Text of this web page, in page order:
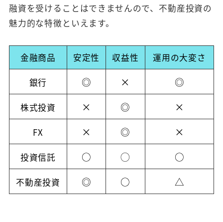
融資を受けることはできませんので、不動産投資の
魅力的な特徴といえます。
金融商品 安定性 収益性 運用の大変さ
銀行 ◎ × ◎
株式投資 × ◎ ×
FX × ◎ ×
投資信託 ○ ◯ ○
不動産投資 ◎ ○ △